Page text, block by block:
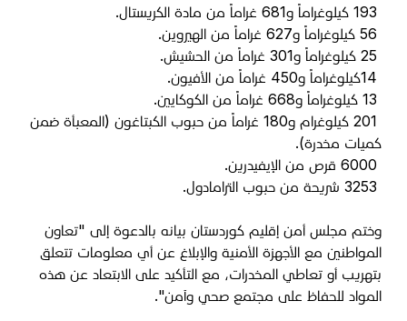
193 كيلوغراماً و681 غراماً من مادة الكريستال
.
56 كيلوغراماً و627 غراماً من الهيروين
.
25 كيلوغراماً و301 غراماً من الحشيش
.
14كيلوغراماً و450 غراماً من الأفيون
.
13 كيلوغراماً و668 غراماً من الكوكايين
.
201
كيلوغرام و180 غراماً من حبوب الكبتاغون (المعبأة ضمن
كميات مخدرة).
6000 قرص من الإيفيدرين.
3253 شريحة من حبوب الترامادول.
وختم مجلس أمن إقليم كوردستان بيانه بالدعوة إلى "تعاون
المواطنين مع الأجهزة الأمنية والإبلاغ عن أي معلومات تتعلق
بتهريب أو تعاطي المخدرات، مع التأكيد على الابتعاد عن هذه
المواد للحفاظ على مجتمع صحي وآمن".